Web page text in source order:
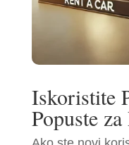
Iskoristite
Popuste